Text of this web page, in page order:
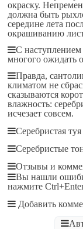
окраску.
должна быть
середине лета
окрашиванию
С
многого ожидать
Правда,
климатом не
сказываются
влажность:
исчезает совсем.
Серебристая
Серебристые
Отзывы и
Вы нашли
нажмите
Добавить